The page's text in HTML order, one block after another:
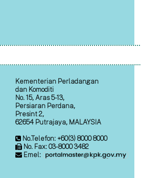
Kementerian Perladangan
dan Komoditi
No. 15, Aras 5-13,
Persiaran Perdana,
Presint 2,
62654 Putrajaya, MALAYSIA
No.Telefon: +60(3) 8000 8000
No. Fax: 03-8000 3482
Emel: